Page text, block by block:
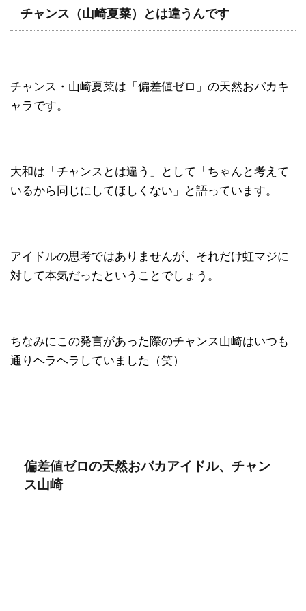
チャンス（山崎夏菜）とは違うんです
チャンス・山崎夏菜は「偏差値ゼロ」の天然おバカキ
ャラです。
大和は「チャンスとは違う」として「ちゃんと考えて
いるから同じにしてほしくない」と語っています。
アイドルの思考ではありませんが、それだけ虹マジに
対して本気だったということでしょう。
ちなみにこの発言があった際のチャンス山崎はいつも
通りヘラヘラしていました（笑）
偏差値ゼロの天然おバカアイドル、チャン
ス山崎